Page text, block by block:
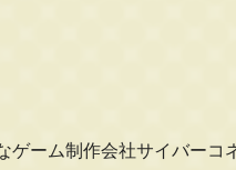
ゲーム制作会社サイバーコ